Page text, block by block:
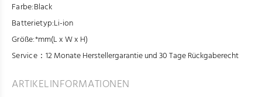
Farbe:Black
Batterietyp:Li-ion
Größe:*mm(L x W x H)
Service：12 Monate Herstellergarantie und 30 Tage Rückgaberecht
ARTIKELINFORMATIONEN